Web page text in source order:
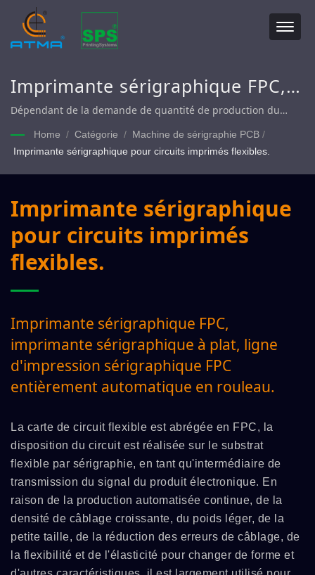
Imprimante sérigraphique FPC,
imprimante sérigraphique à plat,
ligne d'impression sérigraphique
FPC entièrement automatique en
Dépendant de la demande de quantité de production du
automatique sélectionnable.
Home / Catégorie / Machine de sérigraphie PCB /
Imprimante sérigraphique pour circuits imprimés flexibles.
Imprimante sérigraphique
pour circuits imprimés
flexibles.
Imprimante sérigraphique FPC,
imprimante sérigraphique à plat, ligne
d'impression sérigraphique FPC
entièrement automatique en rouleau.
La carte de circuit flexible est abrégée en FPC, la
disposition du circuit est réalisée sur le substrat
flexible par sérigraphie, en tant qu'intermédiaire de
transmission du signal du produit électronique. En
raison de la production automatisée continue, de la
densité de câblage croissante, du poids léger, de la
petite taille, de la réduction des erreurs de câblage, de
la flexibilité et de l'élasticité pour changer de forme et